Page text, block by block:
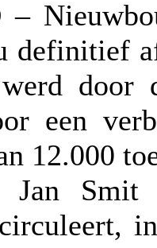
definitief
werd
een
12.000
Jan